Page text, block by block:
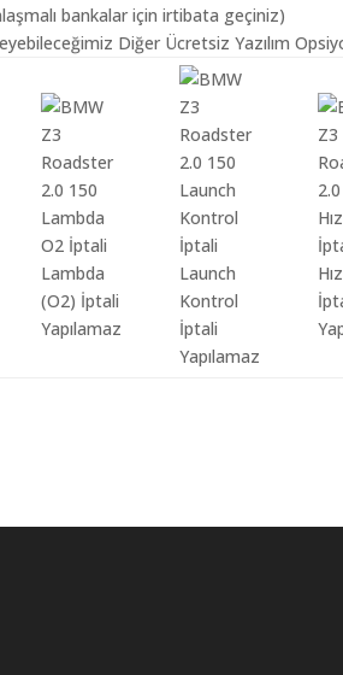
bankalar için irtibata geçiniz)
Diğer Ücretsiz Yazılım
Lambda
(O2) İptali
Yapılamaz
Launch
Kontrol
İptali
Yapılamaz